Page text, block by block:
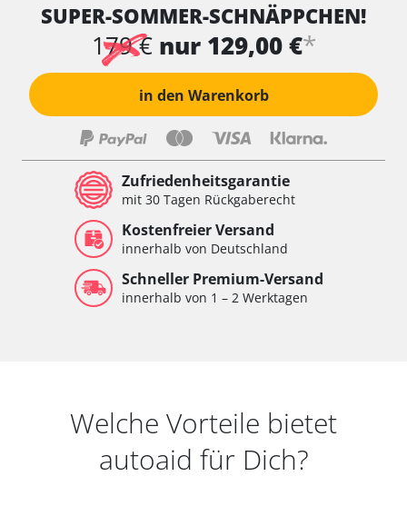
SUPER-SOMMER-SCHNÄPPCHEN!
179 € nur 129,00 €*
in den Warenkorb
Zufriedenheitsgarantie
mit 30 Tagen Rückgaberecht
Kostenfreier Versand
innerhalb von Deutschland
Schneller Premium-Versand
innerhalb von 1 – 2 Werktagen
Welche Vorteile bietet
autoaid für Dich?